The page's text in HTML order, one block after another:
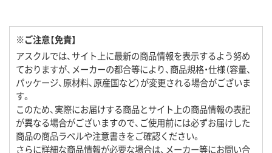
※ご注意【免責】
アスクルでは、サイト上に最新の商品情報を表示するよう努め
ておりますが、メーカーの都合等により、商品規格・仕様（容量、
パッケージ、原材料、原産国など）が変更される場合がございま
す。
このため、実際にお届けする商品とサイト上の商品情報の表記
が異なる場合がございますので、ご使用前には必ずお届けした
商品の商品ラベルや注意書きをご確認ください。
さらに詳細な商品情報が必要な場合は、メーカー等にお問い合